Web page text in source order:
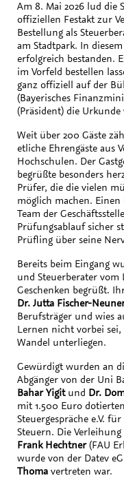
Am 8. Mai 2026 lud die
offiziellen Festakt zur
Bestellung als
am Stadtpark. In
erfolgreich bestanden.
im Vorfeld bestellen
ganz offiziell auf der
(Bayerisches
(Präsident) die
Weit über 200 Gäste
etliche Ehrengäste aus
Hochschulen. Der
begrüßte besonders
Prüfer, die die vielen
möglich machen.
Team der
Prüfungsablauf sicher
Prüfling über seine
Bereits beim Eingang
und Steuerberater vom
Geschenken begrüßt.
Dr. Jutta Fischer-
Berufsträger und wies
Lernen nicht vorbei
Wandel unterliegen.
Gewürdigt wurden an
Abgänger von der Uni
Bahar Yigitund Dr.
mit 1.500 Euro
Steuergespräche e.V.
Steuern. Die
Frank Hechtner(FAU
wurde von der Datev
Thoma vertreten war.